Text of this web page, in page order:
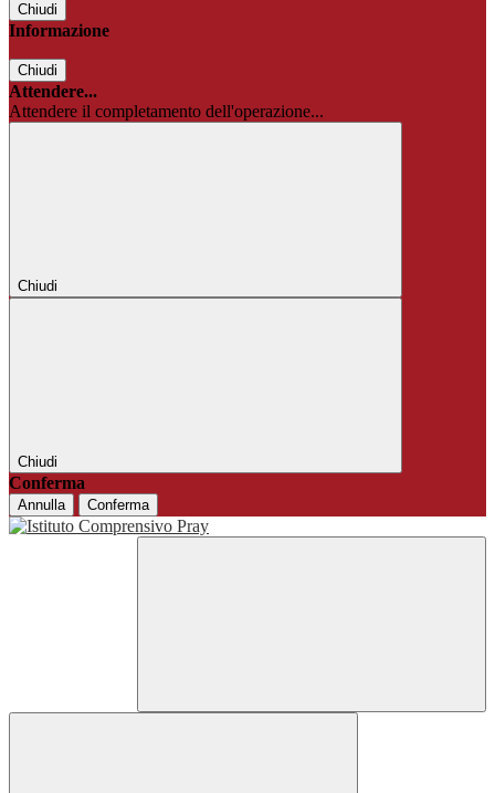
Chiudi
Informazione
Chiudi
Attendere...
Attendere il completamento dell'operazione...
Chiudi
Chiudi
Conferma
Annulla Conferma